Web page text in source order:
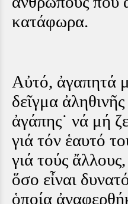
κατάφωρα.
Αὐτό, ἀγαπητά
δεῖγμα ἀληθινῆς
ἀγάπης˙ νά μή
γιά τόν ἑαυτό
γιά τούς ἄλλους,
ὅσο εἶναι
ὁποία